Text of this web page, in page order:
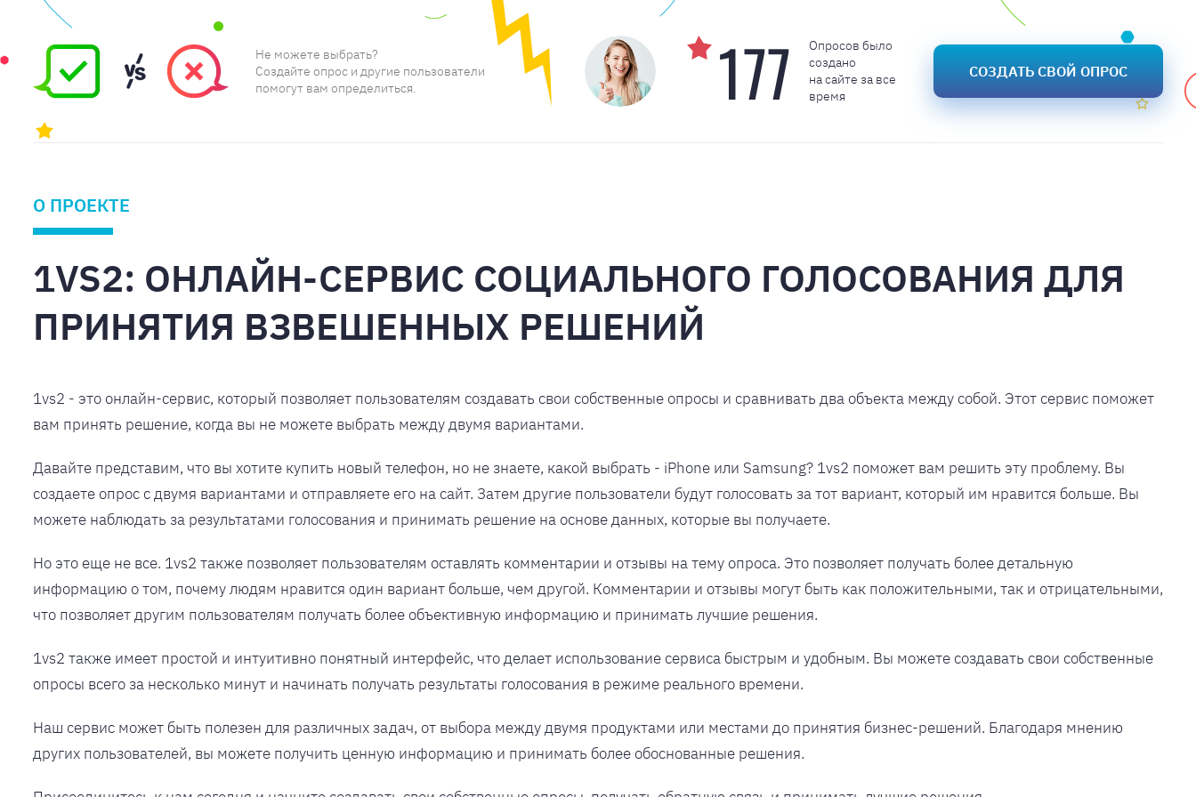
Не можете выбрать?
Создайте опрос и другие пользователи
помогут вам определиться.
177
Опросов было
создано
на сайте за все
время
СОЗДАТЬ СВОЙ ОПРОС
О ПРОЕКТЕ
1VS2: ОНЛАЙН-СЕРВИС СОЦИАЛЬНОГО ГОЛОСОВАНИЯ ДЛЯ
ПРИНЯТИЯ ВЗВЕШЕННЫХ РЕШЕНИЙ
1vs2 - это онлайн-сервис, который позволяет пользователям создавать свои собственные опросы и сравнивать два объекта между собой. Этот сервис поможет
вам принять решение, когда вы не можете выбрать между двумя вариантами.
Давайте представим, что вы хотите купить новый телефон, но не знаете, какой выбрать - iPhone или Samsung? 1vs2 поможет вам решить эту проблему. Вы
создаете опрос с двумя вариантами и отправляете его на сайт. Затем другие пользователи будут голосовать за тот вариант, который им нравится больше. Вы
можете наблюдать за результатами голосования и принимать решение на основе данных, которые вы получаете.
Но это еще не все. 1vs2 также позволяет пользователям оставлять комментарии и отзывы на тему опроса. Это позволяет получать более детальную
информацию о том, почему людям нравится один вариант больше, чем другой. Комментарии и отзывы могут быть как положительными, так и отрицательными,
что позволяет другим пользователям получать более объективную информацию и принимать лучшие решения.
1vs2 также имеет простой и интуитивно понятный интерфейс, что делает использование сервиса быстрым и удобным. Вы можете создавать свои собственные
опросы всего за несколько минут и начинать получать результаты голосования в режиме реального времени.
Наш сервис может быть полезен для различных задач, от выбора между двумя продуктами или местами до принятия бизнес-решений. Благодаря мнению
других пользователей, вы можете получить ценную информацию и принимать более обоснованные решения.